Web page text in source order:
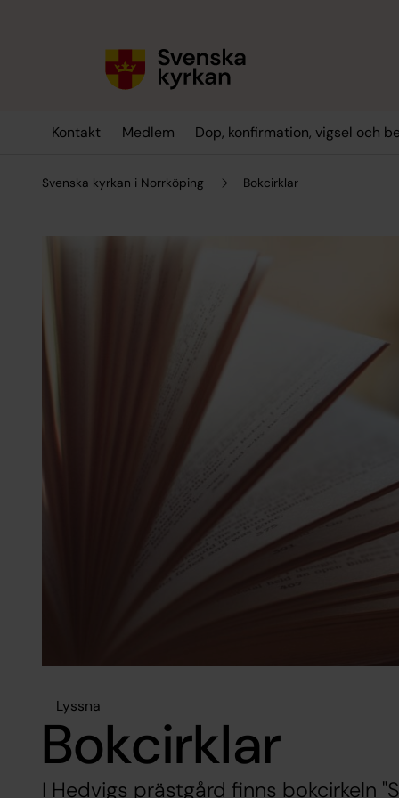
Kontakt Medlem Dop, konfirmation, vigsel och
Svenska kyrkan i Norrköping Bokcirklar
Lyssna
Bokcirklar
I Hedvigs prästgård finns bokcirkeln